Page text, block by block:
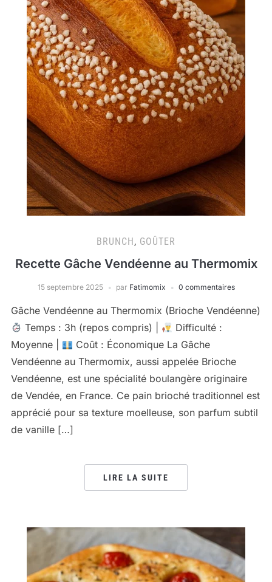
BRUNCH, GOÛTER
Recette Gâche Vendéenne au Thermomix
15 septembre 2025 par Fatimomix 0 commentaires
Gâche Vendéenne au Thermomix (Brioche Vendéenne)
Temps : 3h (repos compris) |
Difficulté :
Moyenne |
Coût : Économique La Gâche
Vendéenne au Thermomix, aussi appelée Brioche
Vendéenne, est une spécialité boulangère originaire
de Vendée, en France. Ce pain brioché traditionnel est
apprécié pour sa texture moelleuse, son parfum subtil
de vanille […]
LIRE LA SUITE